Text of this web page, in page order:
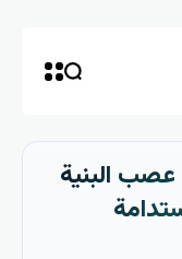
عصب البنية